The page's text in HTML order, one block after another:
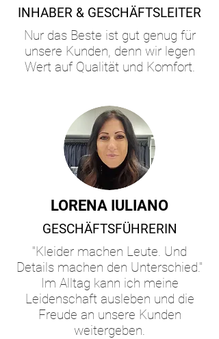
INHABER & GESCHÄFTSLEITER
Nur das Beste ist gut genug für
unsere Kunden, denn wir legen
Wert auf Qualität und Komfort.
LORENA IULIANO
GESCHÄFTSFÜHRERIN
"Kleider machen Leute. Und
Details machen den Unterschied."
Im Alltag kann ich meine
Leidenschaft ausleben und die
Freude an unsere Kunden
weitergeben.